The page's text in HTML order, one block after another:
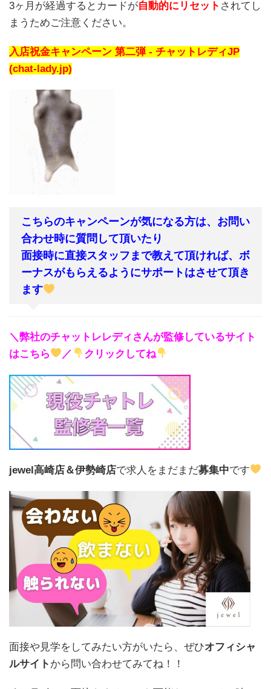
3ヶ月が経過するとカードが自動的にリセット されてし
まうためご注意ください。
入店祝金キャンペーン 第二弾 - チャットレディJP
(chat-lady.jp)
こちらのキャンペーンが気になる方は、お問い
合わせ時に質問して頂いたり
面接時に直接スタッフまで教えて頂ければ、ボ
ーナスがもらえるようにサポートはさせて頂き
ます
＼弊社のチャットレレディさんが監修しているサイト
はこちら
／ クリックしてね
jewel高崎店＆伊勢崎店で求人をまだまだ募集中です
面接や見学をしてみたい方がいたら、ぜひオフィシャ
ルサイト から問い合わせてみてね！！